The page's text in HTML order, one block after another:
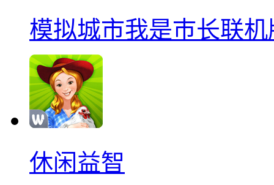
模拟城市我是巿长联机
休闲益智